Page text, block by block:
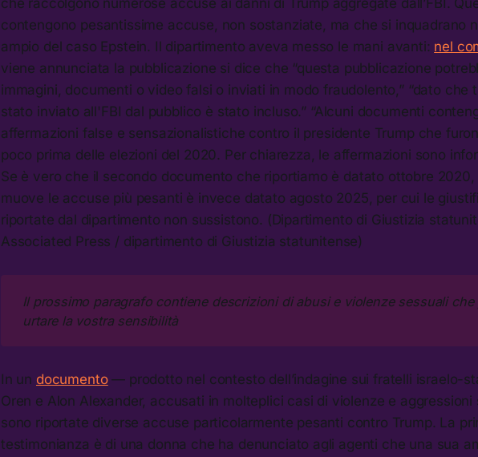
che raccolgono numerose accuse ai danni di Trump aggregate dall’FBI.
contengono pesantissime accuse, non sostanziate, ma che si inquadrano
ampio del caso Epstein. Il dipartimento aveva messo le mani avanti: nel
viene annunciata la pubblicazione si dice che “questa pubblicazione
immagini, documenti o video falsi o inviati in modo fraudolento,” “dato che
stato inviato all'FBI dal pubblico è stato incluso.” “Alcuni documenti
affermazioni false e sensazionalistiche contro il presidente Trump che
poco prima delle elezioni del 2020. Per chiarezza, le affermazioni sono
Se è vero che il secondo documento che riportiamo è datato ottobre 2020,
muove le accuse più pesanti è invece datato agosto 2025, per cui le
riportate dal dipartimento non sussistono. (Dipartimento di Giustizia
Associated Press / dipartimento di Giustizia statunitense)
Il prossimo paragrafo contiene descrizioni di abusi e violenze sessuali
urtare la vostra sensibilità
In un documento— prodotto nel contesto dell’indagine sui fratelli israelo-
Oren e Alon Alexander, accusati in molteplici casi di violenze e
sono riportate diverse accuse particolarmente pesanti contro Trump. La
testimonianza è di una donna che ha denunciato agli agenti che una sua